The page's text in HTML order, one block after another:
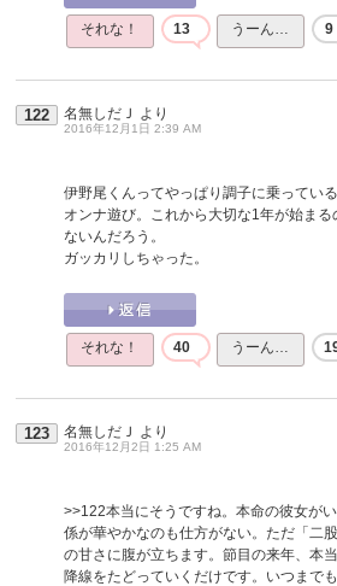
それな！ 13 うーん… 9
122 名無しだＪ より
2016年12月1日 2:39 AM
伊野尾くんってやっぱり調子に乗ってい
オンナ遊び。これから大切な1年が始ま
ないんだろう。
ガッカリしちゃった。
それな！ 40 うーん…
123 名無しだＪ より
2016年12月2日 1:25 AM
>>122本当にそうですね。本命の彼女が
係が華やかなのも仕方がない。ただ「二
の甘さに腹が立ちます。節目の来年、本
降線をたどっていくだけです。いつまで